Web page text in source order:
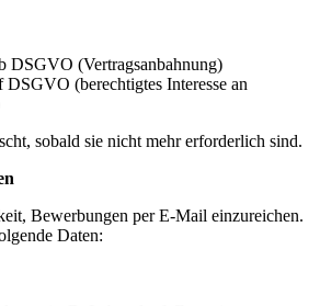
DSGVO (Vertragsanbahnung)
(berechtigtes Interesse an
sobald sie nicht mehr erforderlich sind.
Bewerbungen per E-Mail einzureichen.
Daten: